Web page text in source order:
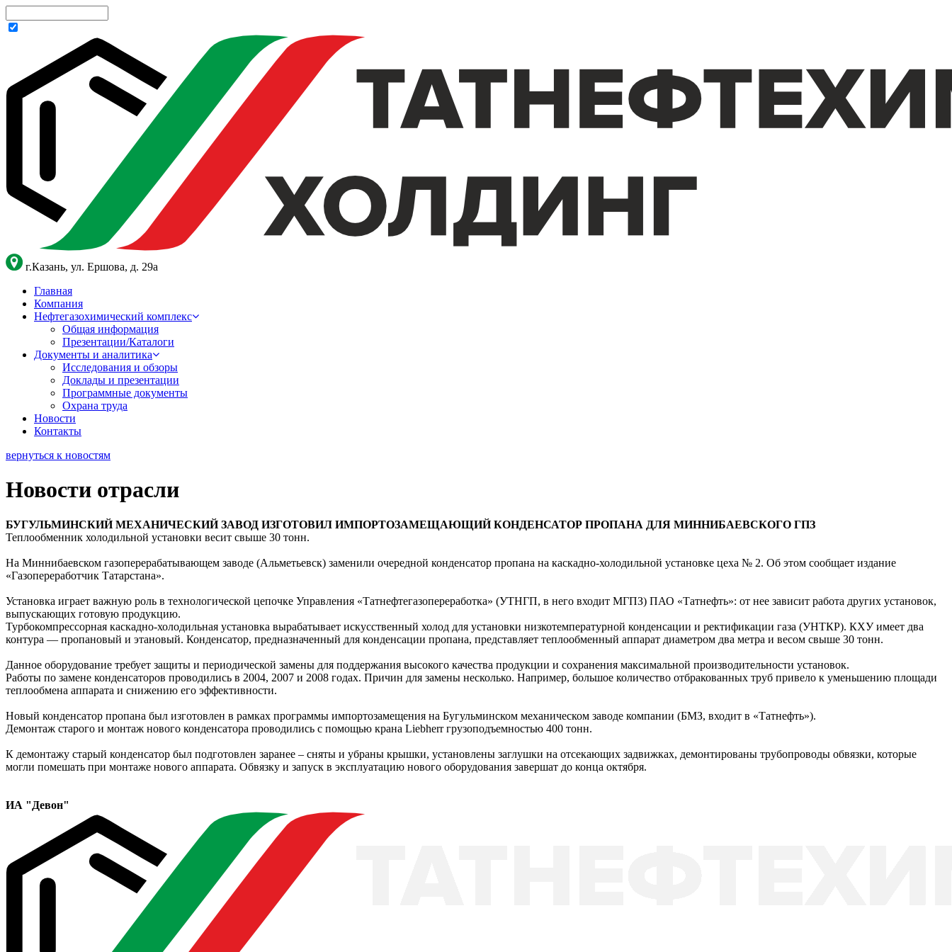
г.Казань, ул. Ершова, д. 29а
Главная
Компания
Нефтегазохимический комплекс
Общая информация
Презентации/Каталоги
Документы и аналитика
Исследования и обзоры
Доклады и презентации
Программные документы
Охрана труда
Новости
Контакты
вернуться к новостям
Новости отрасли
БУГУЛЬМИНСКИЙ МЕХАНИЧЕСКИЙ ЗАВОД ИЗГОТОВИЛ ИМПОРТОЗАМЕЩАЮЩИЙ КОНДЕНСАТОР ПРОПАНА ДЛЯ МИННИБАЕВСКОГО ГПЗ
Теплообменник холодильной установки весит свыше 30 тонн.
На Миннибаевском газоперерабатывающем заводе (Альметьевск) заменили очередной конденсатор пропана на каскадно-холодильной установке цеха № 2. Об этом сообщает издание
«Газопереработчик Татарстана».
Установка играет важную роль в технологической цепочке Управления «Татнефтегазопереработка» (УТНГП, в него входит МГПЗ) ПАО «Татнефть»: от нее зависит работа других установок,
выпускающих готовую продукцию.
Турбокомпрессорная каскадно-холодильная установка вырабатывает искусственный холод для установки низкотемпературной конденсации и ректификации газа (УНТКР). КХУ имеет два
контура — пропановый и этановый. Конденсатор, предназначенный для конденсации пропана, представляет теплообменный аппарат диаметром два метра и весом свыше 30 тонн.
Данное оборудование требует защиты и периодической замены для поддержания высокого качества продукции и сохранения максимальной производительности установок.
Работы по замене конденсаторов проводились в 2004, 2007 и 2008 годах. Причин для замены несколько. Например, большое количество отбракованных труб привело к уменьшению площади
теплообмена аппарата и снижению его эффективности.
Новый конденсатор пропана был изготовлен в рамках программы импортозамещения на Бугульминском механическом заводе компании (БМЗ, входит в «Татнефть»).
Демонтаж старого и монтаж нового конденсатора проводились с помощью крана Liebherr грузоподъемностью 400 тонн.
К демонтажу старый конденсатор был подготовлен заранее – сняты и убраны крышки, установлены заглушки на отсекающих задвижках, демонтированы трубопроводы обвязки, которые
могли помешать при монтаже нового аппарата. Обвязку и запуск в эксплуатацию нового оборудования завершат до конца октября.
ИА "Девон"